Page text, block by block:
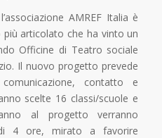
AMREF Italia è
articolato che ha vinto un
Officine di Teatro sociale
Il nuovo progetto prevede
contatto e
scelte 16 classi/scuole e
al progetto verranno
4 ore, mirato a favorire